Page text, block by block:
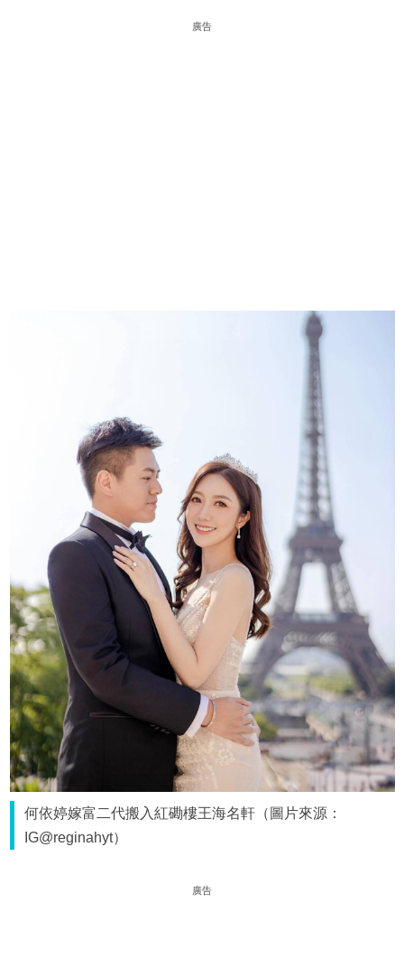
廣告
何依婷嫁富二代搬入紅磡樓王海名軒（圖片來源：
IG@reginahyt）
廣告